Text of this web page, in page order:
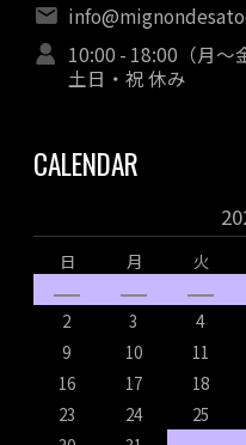
10:00 - 18:00（月～
土日・祝 休み
CALENDAR
日 月 火
2
3 4
9
10 11
16
17 18
23
24 25